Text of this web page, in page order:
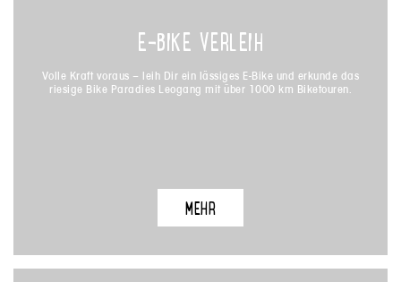
E-BIKE VERLEIH
Volle Kraft voraus – leih Dir ein lässiges E-Bike und erkunde das
riesige Bike Paradies Leogang mit über 1000 km Biketouren.
MEHR
E-BIKE VERLEIH
Volle Kraft voraus – leih Dir ein lässiges E-Bike und erkunde das
riesige Bike Paradies Leogang mit über 1000 km Biketouren.
MEHR